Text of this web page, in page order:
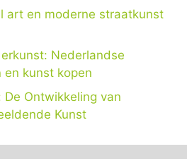
art en moderne straatkunst
Nederlandse
en kunst kopen
De Ontwikkeling van
Kunst